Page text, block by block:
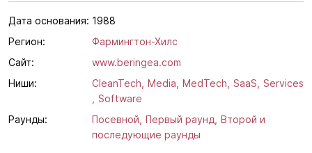
Дата основания: 1988
Регион:
Фармингтон-Хилс
Сайт:
www.beringea.com
Ниши:
CleanTech, Media, MedTech, SaaS,
Services
Software
Раунды:
Посевной, Первый раунд, Второй и
последующие раунды